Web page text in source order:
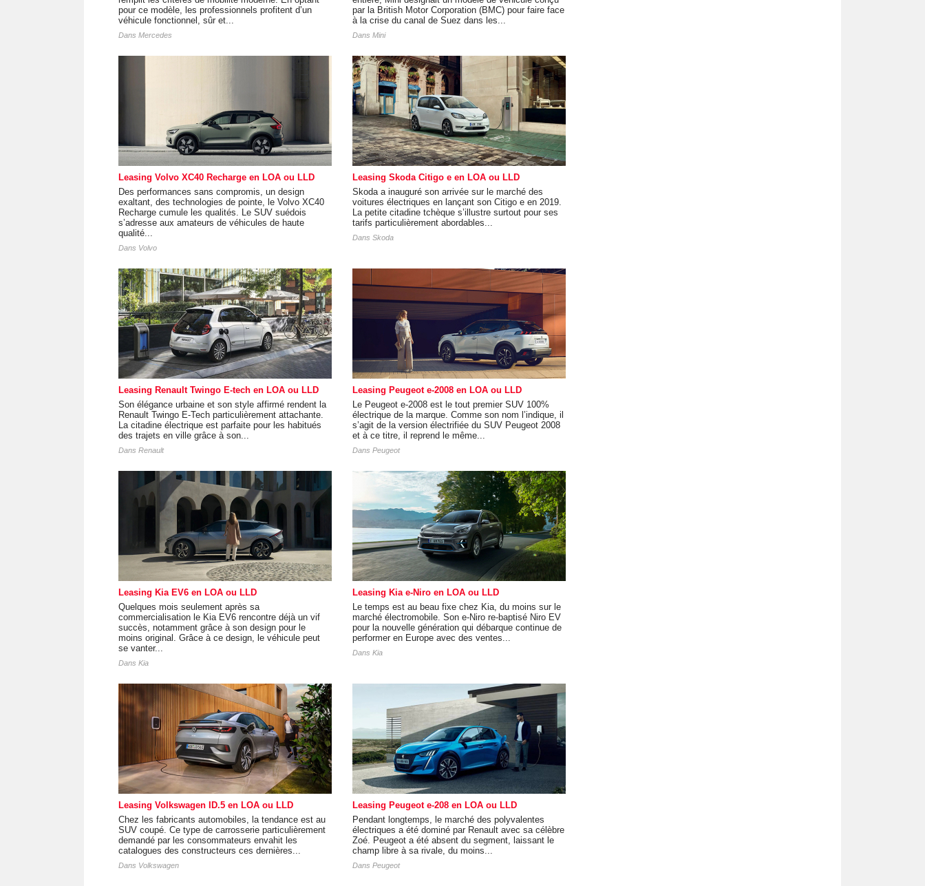
pour ce modèle, les professionnels profitent d’un
véhicule fonctionnel, sûr et...
Dans Mercedes
par la British Motor Corporation (BMC) pour faire face
à la crise du canal de Suez dans les...
Dans Mini
Leasing Volvo XC40 Recharge en LOA ou LLD
Des performances sans compromis, un design
exaltant, des technologies de pointe, le Volvo XC40
Recharge cumule les qualités. Le SUV suédois
s’adresse aux amateurs de véhicules de haute
qualité...
Dans Volvo
Leasing Skoda Citigo e en LOA ou LLD
Skoda a inauguré son arrivée sur le marché des
voitures électriques en lançant son Citigo e en 2019.
La petite citadine tchèque s’illustre surtout pour ses
tarifs particulièrement abordables...
Dans Skoda
Leasing Renault Twingo E-tech en LOA ou LLD
Son élégance urbaine et son style affirmé rendent la
Renault Twingo E-Tech particulièrement attachante.
La citadine électrique est parfaite pour les habitués
des trajets en ville grâce à son...
Dans Renault
Leasing Peugeot e-2008 en LOA ou LLD
Le Peugeot e-2008 est le tout premier SUV 100%
électrique de la marque. Comme son nom l’indique, il
s’agit de la version électrifiée du SUV Peugeot 2008
et à ce titre, il reprend le même...
Dans Peugeot
Leasing Kia EV6 en LOA ou LLD
Quelques mois seulement après sa
commercialisation le Kia EV6 rencontre déjà un vif
succès, notamment grâce à son design pour le
moins original. Grâce à ce design, le véhicule peut
se vanter...
Dans Kia
Leasing Kia e-Niro en LOA ou LLD
Le temps est au beau fixe chez Kia, du moins sur le
marché électromobile. Son e-Niro re-baptisé Niro EV
pour la nouvelle génération qui débarque continue de
performer en Europe avec des ventes...
Dans Kia
Leasing Volkswagen ID.5 en LOA ou LLD
Chez les fabricants automobiles, la tendance est au
SUV coupé. Ce type de carrosserie particulièrement
demandé par les consommateurs envahit les
catalogues des constructeurs ces dernières...
Dans Volkswagen
Leasing Peugeot e-208 en LOA ou LLD
Pendant longtemps, le marché des polyvalentes
électriques a été dominé par Renault avec sa célèbre
Zoé. Peugeot a été absent du segment, laissant le
champ libre à sa rivale, du moins...
Dans Peugeot